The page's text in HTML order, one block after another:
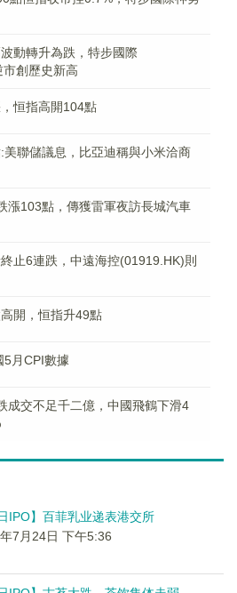
動轉升為跌，特步國際
創歷史新高
恒指高開104點
美聯儲議息，比亞迪稱與小米洽商
漲103點，傳獲雷軍夜訪長城汽車
止6連跌，中遠海控(01919.HK)則
開，恒指升49點
5月CPI數據
成交不足千二億，中國飛鶴下滑4
IPO】百菲乳业递表港交所
7月24日 下午5:36